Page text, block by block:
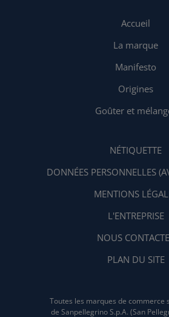
Accueil
La marque
Manifesto
Origines
Goûter et
NÉTIQUETTE
DONNÉES PERSONNELLES
MENTIONS
L'ENTREPRISE
NOUS
PLAN DU SITE
Toutes les marques de commerce
de Sanpellegrino S.p.A. (San